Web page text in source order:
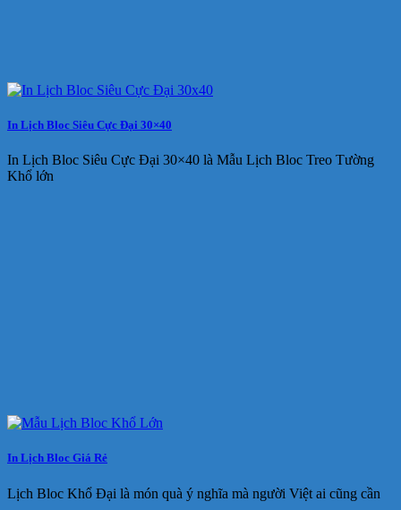
In Lịch Bloc Siêu Cực Đại 30×40
In Lịch Bloc Siêu Cực Đại 30×40 là Mẫu Lịch Bloc Treo Tường
Khổ lớn
In Lịch Bloc Giá Rẻ
Lịch Bloc Khổ Đại là món quà ý nghĩa mà người Việt ai cũng cần